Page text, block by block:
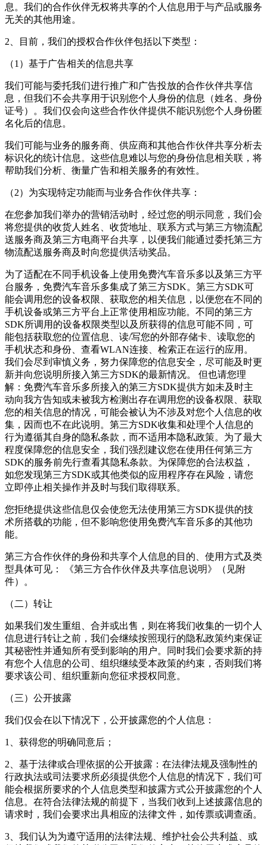
息。我们的合作伙伴无权将共享的个人信息用于与产品或服务
无关的其他用途。
2、目前，我们的授权合作伙伴包括以下类型：
（1）基于广告相关的信息共享
我们可能与委托我们进行推广和广告投放的合作伙伴共享信
息，但我们不会共享用于识别您个人身份的信息（姓名、身份
证号）。我们仅会向这些合作伙伴提供不能识别您个人身份匿
名化后的信息。
我们可能与业务的服务商、供应商和其他合作伙伴共享分析去
标识化的统计信息。这些信息难以与您的身份信息相关联，将
帮助我们分析、衡量广告和相关服务的有效性。
（2）为实现特定功能而与业务合作伙伴共享：
在您参加我们举办的营销活动时，经过您的明示同意，我们会
将您提供的收货人姓名、收货地址、联系方式与第三方物流配
送服务商及第三方电商平台共享，以便我们能通过委托第三方
物流配送服务商及时向您提供活动奖品。
为了适配在不同手机设备上使用 免费汽车音乐多 以及第三方平
台服务， 免费汽车音乐多集成了第三方SDK。第三方SDK可
能会调用您的设备权限、获取您的相关信息，以便您在不同的
手机设备或第三方平台上正常使用相应功能。不同的第三方
SDK所调用的设备权限类型以及所获得的信息可能不同，可
能包括获取您的位置信息、读/写您的外部存储卡、读取您的
手机状态和身份、查看WLAN连接、检索正在运行的应用。
我们会尽到审慎义务，努力保障您的信息安全，尽可能及时更
新并向您说明所接入第三方SDK的最新情况。 但也请您理
解： 免费汽车音乐多所接入的第三方SDK提供方如未及时主
动向我方告知或未被我方检测出存在调用您的设备权限、获取
您的相关信息的情况，可能会被认为不涉及对您个人信息的收
集，因而也不在此说明。第三方SDK收集和处理个人信息的
行为遵循其自身的隐私条款，而不适用本隐私政策。为了最大
程度保障您的信息安全，我们强烈建议您在使用任何第三方
SDK的服务前先行查看其隐私条款。为保障您的合法权益，
如您发现第三方SDK或其他类似的应用程序存在风险，请您
立即停止相关操作并及时与我们取得联系。
您拒绝提供这些信息仅会使您无法使用第三方SDK提供的技
术所搭载的功能，但不影响您使用 免费汽车音乐多的其他功
能。
第三方合作伙伴的身份和共享个人信息的目的、使用方式及类
型具体可见： 《第三方合作伙伴及共享信息说明》（见附
件）。
（二）转让
如果我们发生重组、合并或出售，则在将我们收集的一切个人
信息进行转让之前，我们会继续按照现行的隐私政策约束保证
其秘密性并通知所有受到影响的用户。同时我们会要求新的持
有您个人信息的公司、组织继续受本政策的约束，否则我们将
要求该公司、组织重新向您征求授权同意。
（三）公开披露
我们仅会在以下情况下，公开披露您的个人信息：
1、获得您的明确同意后；
2、基于法律或合理依据的公开披露：在法律法规及强制性的
行政执法或司法要求所必须提供您个人信息的情况下，我们可
能会根据所要求的个人信息类型和披露方式公开披露您的个人
信息。在符合法律法规的前提下，当我们收到上述披露信息的
请求时，我们会要求出具相应的法律文件，如传票或调查函。
3、我们认为为遵守适用的法律法规、维护社会公共利益、或